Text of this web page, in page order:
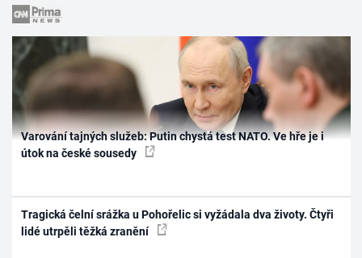
Varování tajných služeb: Putin chystá test NATO. Ve hře je i
útok na české sousedy
Tragická čelní srážka u Pohořelic si vyžádala dva životy. Čtyři
lidé utrpěli těžká zranění